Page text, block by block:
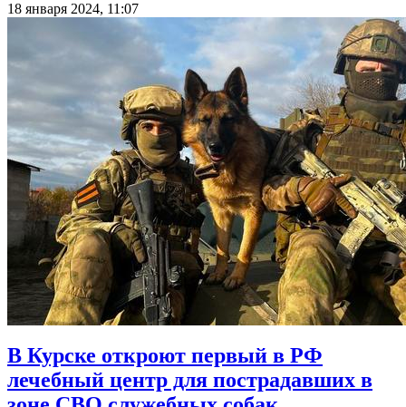
18 января 2024, 11:07
В Курске откроют первый в РФ
лечебный центр для пострадавших в